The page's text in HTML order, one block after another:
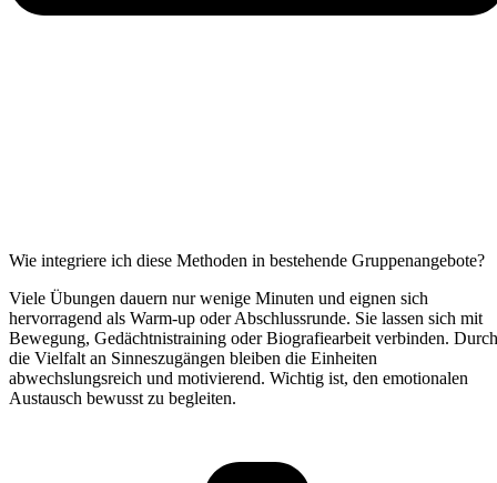
Wie integriere ich diese Methoden in bestehende Gruppenangebote?
Viele Übungen dauern nur wenige Minuten und eignen sich
hervorragend als Warm-up oder Abschlussrunde. Sie lassen sich mit
Bewegung, Gedächtnistraining oder Biografiearbeit verbinden. Durch
die Vielfalt an Sinneszugängen bleiben die Einheiten
abwechslungsreich und motivierend. Wichtig ist, den emotionalen
Austausch bewusst zu begleiten.